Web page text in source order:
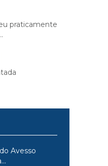
praticamente
Avesso